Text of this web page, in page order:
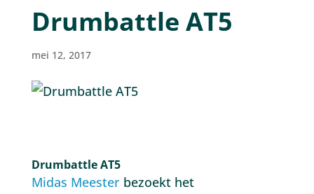
Drumbattle AT5
mei 12, 2017
Drumbattle AT5
Midas Meesterbezoekt het